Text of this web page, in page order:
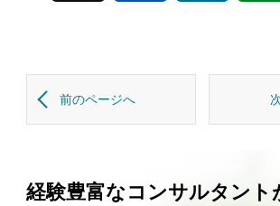
前のページへ
経験豊富なコンサルタント